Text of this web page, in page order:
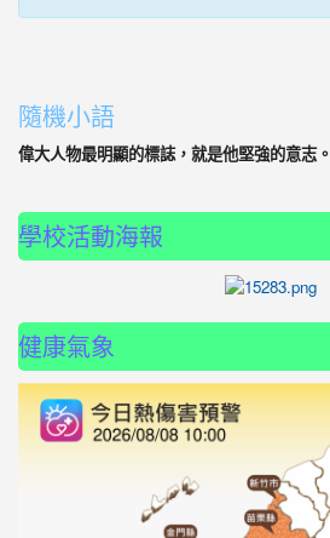
隨機小語
偉大人物最明顯的標誌，就是他堅強的意志。
學校活動海報
健康氣象